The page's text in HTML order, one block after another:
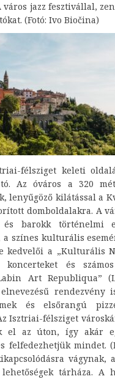
város jazz fesztivállal,
(Fotó: Ivo Biočina)
félsziget keleti
Az óváros a 320
lenyűgöző kilátással a
domboldalakra. A
barokk történelmi
a színes kulturális
kedvelői a „Kulturális
és számos
Art Republiqua”
elnevezésű rendezvény
és elsőrangú
Isztriai-félsziget
el az úton, így akár
felfedezhetjük mindet.
vágynak,
tárháza. A